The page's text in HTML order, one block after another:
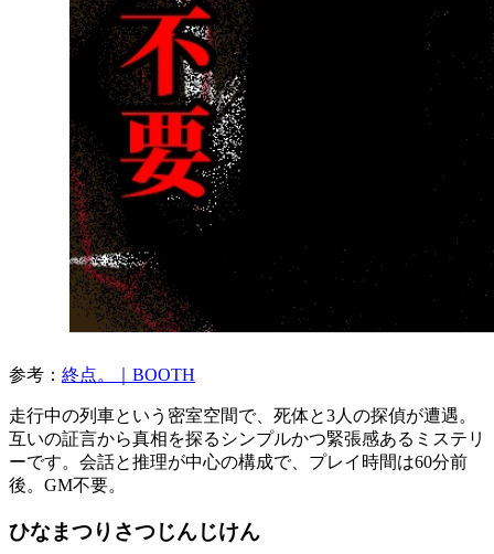
参考： 終点。｜BOOTH
走行中の列車という密室空間で、死体と3人の探偵が遭遇。
互いの証言から真相を探るシンプルかつ緊張感あるミステリ
ーです。会話と推理が中心の構成で、プレイ時間は60分前
後。GM不要。
ひなまつりさつじんじけん